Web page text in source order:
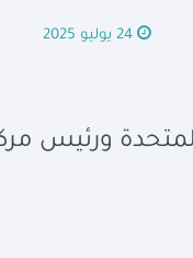
24 يوليو 2025
ورئيس